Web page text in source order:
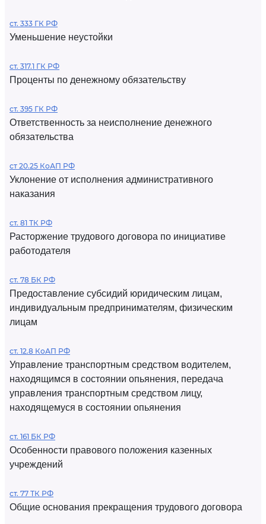
ст. 333 ГК РФ
Уменьшение неустойки
ст. 317.1 ГК РФ
Проценты по денежному обязательству
ст. 395 ГК РФ
Ответственность за неисполнение денежного
обязательства
ст 20.25 КоАП РФ
Уклонение от исполнения административного
наказания
ст. 81 ТК РФ
Расторжение трудового договора по инициативе
работодателя
ст. 78 БК РФ
Предоставление субсидий юридическим лицам,
индивидуальным предпринимателям, физическим
лицам
ст. 12.8 КоАП РФ
Управление транспортным средством водителем,
находящимся в состоянии опьянения, передача
управления транспортным средством лицу,
находящемуся в состоянии опьянения
ст. 161 БК РФ
Особенности правового положения казенных
учреждений
ст. 77 ТК РФ
Общие основания прекращения трудового договора